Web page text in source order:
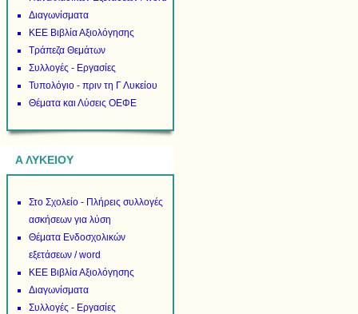
Διαγωνίσματα
ΚΕΕ Βιβλία Αξιολόγησης
Τράπεζα Θεμάτων
Συλλογές - Εργασίες
Τυπολόγιο - πριν τη Γ Λυκείου
Θέματα και Λύσεις ΟΕΦΕ
Α ΛΥΚΕΙΟΥ
Στο Σχολείο - Πλήρεις συλλογές
ασκήσεων για λύση
Θέματα Ενδοσχολικών
εξετάσεων / word
ΚΕΕ Βιβλία Αξιολόγησης
Διαγωνίσματα
Συλλογές - Εργασίες